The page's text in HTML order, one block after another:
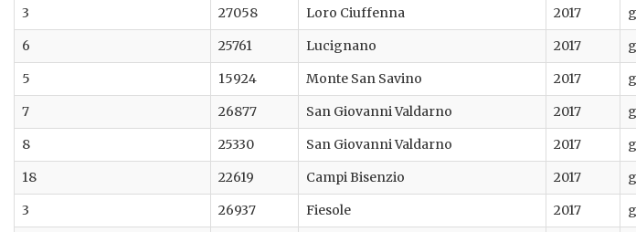
3
27058 Loro Ciuffenna 2017
6
25761 Lucignano 2017
5
15924 Monte San Savino 2017
7
26877 San Giovanni Valdarno 2017
8
25330 San Giovanni Valdarno 2017
18
22619 Campi Bisenzio 2017
3
26937 Fiesole 2017